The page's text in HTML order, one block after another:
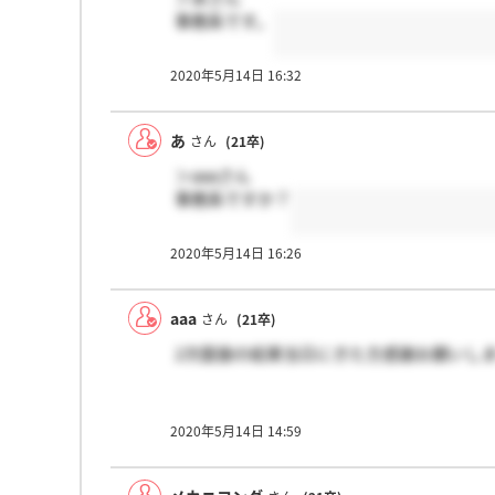
事務系です。
2020年5月14日 16:32
あ さん (21卒)
＞aaaさん
事務系ですか？
2020年5月14日 16:26
aaa さん (21卒)
2次面接の結果当日にきた方感謝お願いし
2020年5月14日 14:59